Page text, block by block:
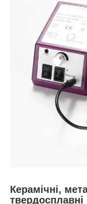
Керамічні,
твердосплавні